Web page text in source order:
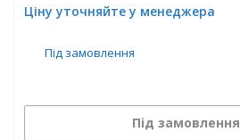
Ціну уточняйте у менеджера
Під замовлення
Під замовлення